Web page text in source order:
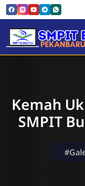
SMPIT
Kemah
SMPIT